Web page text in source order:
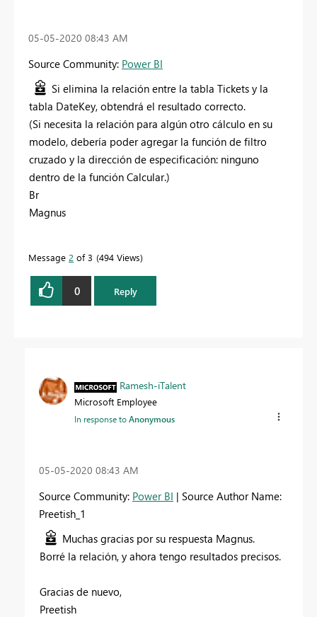
‎05-05-2020 08:43 AM
Source Community: Power BI
Si elimina la relación entre la tabla Tickets y la
tabla DateKey, obtendrá el resultado correcto.
(Si necesita la relación para algún otro cálculo en su
modelo, debería poder agregar la función de filtro
cruzado y la dirección de especificación: ninguno
dentro de la función Calcular.)
Br
Magnus
Message 2 of 3 494 Views
0 Reply
Ramesh-iTalent
Microsoft Employee
In response toAnonymous
‎05-05-2020 08:43 AM
Source Community: Power BI | Source Author Name:
Preetish_1
Muchas gracias por su respuesta Magnus.
Borré la relación, y ahora tengo resultados precisos.
Gracias de nuevo,
Preetish